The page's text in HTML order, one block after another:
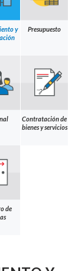
y
Presupuesto
Contratación de
bienes y servicios
de